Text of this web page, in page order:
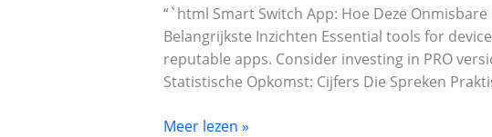
“`html Smart Switch App: Hoe Deze
Belangrijkste Inzichten Essential tools for
reputable apps. Consider investing in PRO
Statistische Opkomst: Cijfers Die Spreken
Onmisbare
Hulpmiddelen
Onze
Telefoonoverdracht
Meer lezen »